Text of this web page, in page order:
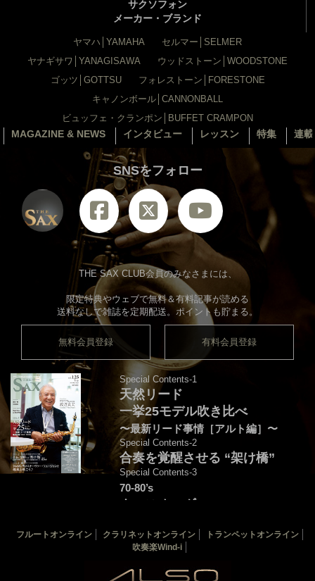
サクソフォン
メーカー・ブランド
ヤマハ│YAMAHA
セルマー│SELMER
ヤナギサワ│YANAGISAWA
ウッドストーン│WOODSTONE
ゴッツ│GOTTSU
フォレストーン│FORESTONE
キャノンボール│CANNONBALL
ビュッフェ・クランポン│BUFFET CRAMPON
MAGAZINE & NEWS インタビュー レッスン 特集 連
SNSをフォロー
THE SAX CLUB会員のみなさまには、
限定特典やウェブで無料＆有料記事が読める
送料なしで雑誌を定期配送。ポイントも貯まる。
無料会員登録 有料会員登録
Special Contents-1
天然リード
一挙25モデル吹き比べ
〜最新リード事情［アルト編］〜
Special Contents-2
合奏を覚醒させる “架け橋”
Special Contents-3
70-80’s
クロスオーヴァー・
音源連動：演奏＆解説by後藤天太
カバー：渡辺貞夫
THE SAX バックナンバー
フルートオンライン クラリネットオンライン
トランペットオンライン
吹奏楽Wind-i